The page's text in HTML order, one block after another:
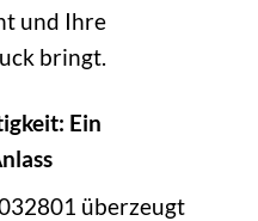
und Ihre
bringt.
Ein
überzeugt